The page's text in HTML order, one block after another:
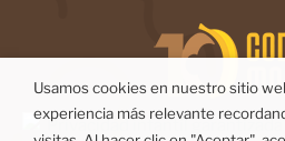
Usamos cookies en nuestro sitio
experiencia más relevante